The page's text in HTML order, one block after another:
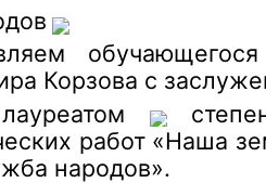
Корзова с
работ «Наша
народов».